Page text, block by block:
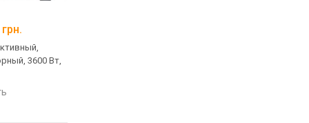
3600 Вт,